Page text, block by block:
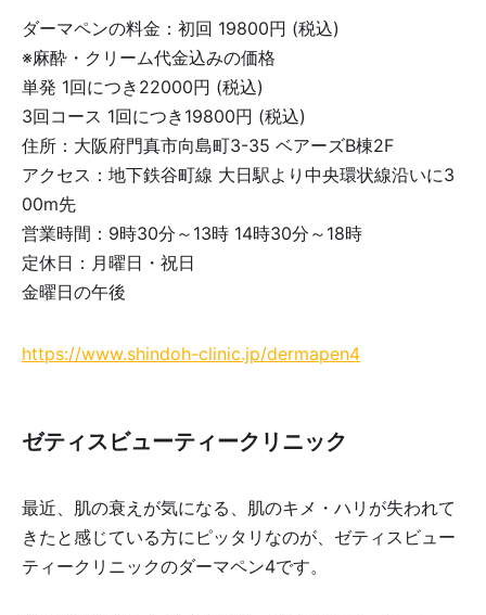
ダーマペンの料金：初回 19800円 (税込)
※麻酔・クリーム代金込みの価格
単発 1回につき22000円 (税込)
3回コース 1回につき19800円 (税込)
住所：大阪府門真市向島町3-35 ベアーズB棟2F
アクセス：地下鉄谷町線 大日駅より中央環状線沿いに3
00m先
営業時間：9時30分～13時 14時30分～18時
定休日：月曜日・祝日
金曜日の午後
https://www.shindoh-clinic.jp/dermapen4
ゼティスビューティークリニック
最近、肌の衰えが気になる、肌のキメ・ハリが失われて
きたと感じている方にピッタリなのが、ゼティスビュー
ティークリニックのダーマペン4です。